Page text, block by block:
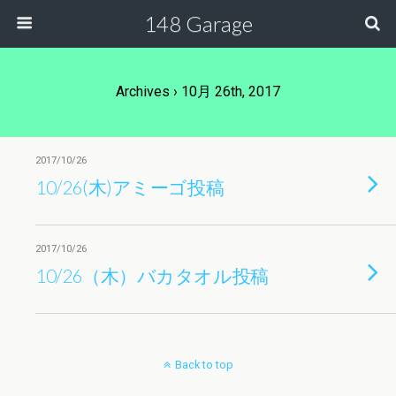
148 Garage
Archives › 10月 26th, 2017
2017/10/26
10/26(木)アミーゴ投稿
2017/10/26
10/26（木）バカタオル投稿
Back to top